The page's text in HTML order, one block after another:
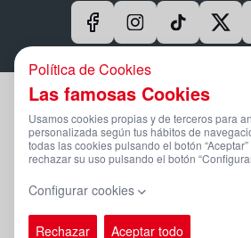
Aviso Legal Y Condiciones
Política De Privacidad
Compromiso Con La Protección De
Canal Ético